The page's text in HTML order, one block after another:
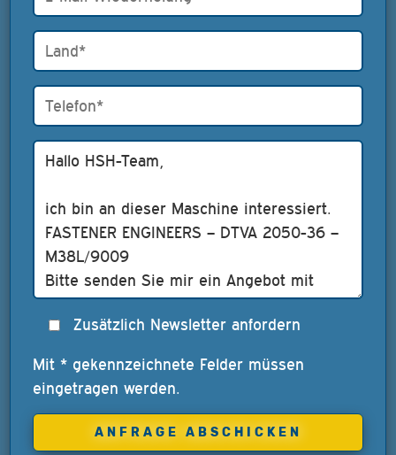
Zusätzlich Newsletter anfordern
Mit * gekennzeichnete Felder müssen
eingetragen werden.